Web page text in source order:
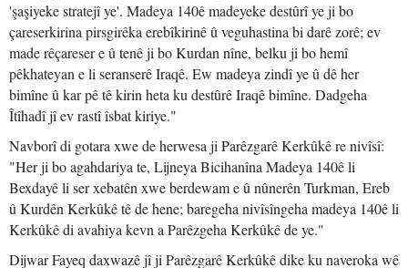
'şaşiyeke stratejî ye'. Madeya 140ê madeyeke destûrî ye ji bo
çareserkirina pirsgirêka erebîkirinê û veguhastina bi darê zorê; ev
made rêçareser e û tenê ji bo Kurdan nîne, belku ji bo hemî
pêkhateyan e li seranserê Iraqê. Ew madeya zindî ye û dê her
bimîne û kar pê tê kirin heta ku destûrê Iraqê bimîne. Dadgeha
Îtîhadî jî ev rastî îsbat kiriye."
Navborî di gotara xwe de herwesa ji Parêzgarê Kerkûkê re nivîsî:
"Her ji bo agahdariya te, Lijneya Bicihanîna Madeya 140ê li
Bexdayê li ser xebatên xwe berdewam e û nûnerên Turkman, Ereb
û Kurdên Kerkûkê tê de hene; baregeha nivîsîngeha madeya 140ê li
Kerkûkê di avahiya kevn a Parêzgeha Kerkûkê de ye."
Dijwar Fayeq daxwazê jî ji Parêzgarê Kerkûkê dike ku naveroka wê